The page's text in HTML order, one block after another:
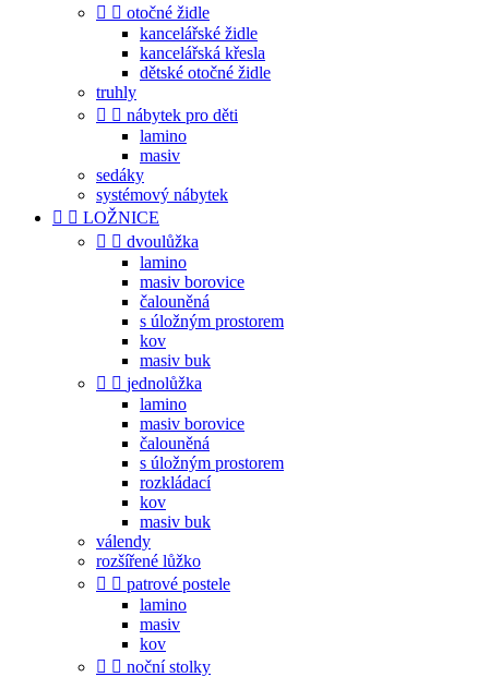
  otočné židle
kancelářské židle
kancelářská křesla
dětské otočné židle
truhly
  nábytek pro děti
lamino
masiv
sedáky
systémový nábytek
  LOŽNICE
  dvoulůžka
lamino
masiv borovice
čalouněná
s úložným prostorem
kov
masiv buk
  jednolůžka
lamino
masiv borovice
čalouněná
s úložným prostorem
rozkládací
kov
masiv buk
válendy
rozšířené lůžko
  patrové postele
lamino
masiv
kov
  noční stolky